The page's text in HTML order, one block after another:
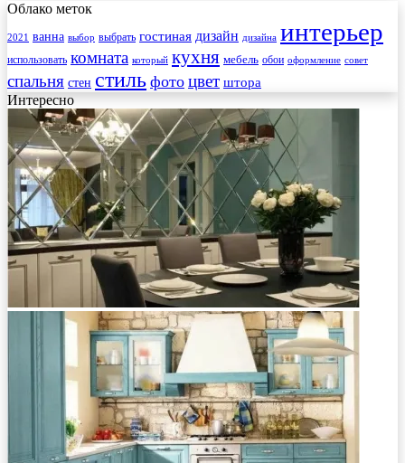
Облако меток
2021 ванна выбор выбрать гостиная дизайн дизайна интерьер
использовать комната который кухня мебель обои оформление совет
спальня стен стиль фото цвет штора
Интересно